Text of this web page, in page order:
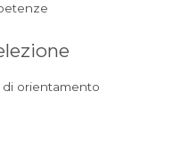
orientamento